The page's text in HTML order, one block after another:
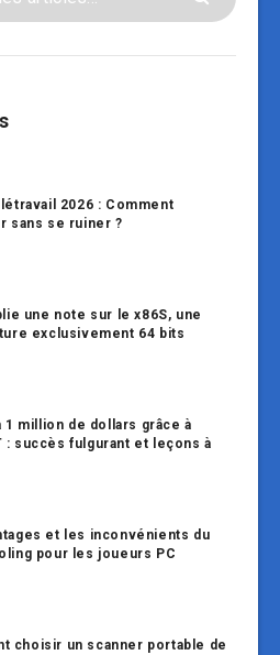
2026 : Comment
sans se ruiner ?
une note sur le x86S, une
exclusivement 64 bits
1 million de dollars grâce à
: succès fulgurant et leçons à
et les inconvénients du
pour les joueurs PC
choisir un scanner portable de